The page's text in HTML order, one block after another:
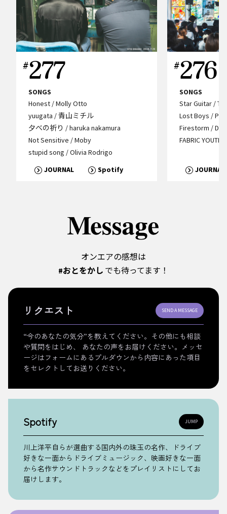
277
SONGS
Honest / Molly Otto
yuugata / 青山ミチル
夕べの祈り / haruka nakamura
Not Sensitive / Moby
stupid song / Olivia Rodrigo
JOURNAL
Spotify
276
SONGS
Star Guitar /
Lost Boys /
Firestorm /
FABRIC
JOURNAL
オンエアの感想は
#おとをかし でも待ってます！
リクエスト SEND A MESSAGE
“今のあなたの気分”を教えてください。その他にも相談
や質問をはじめ、 あなたの声をお届けください。メッセ
ージはフォームにあるプルダウンから内容にあった項目
をセレクトしてお送りください。
Spotify JUMP
川上洋平自らが選曲する国内外の珠玉の名作、ドライブ
好きな一面からドライブミュージック、映画好きな一面
から名作サウンドトラックなどをプレイリストにしてお
届けします。